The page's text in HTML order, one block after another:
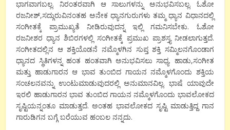
ಭಾಗವಾಗಬಲ್ಲ. ನಿರಂತರವಾಗಿ ಆ ಸಾಲುಗಳನ್ನು ಅನುಭವಿಸಬಲ್ಲ. ಓಶೋ
ರಜನೀಶ್,ಸದ್ಗುರುವಿನಂತಹ ಅನೇಕ ಧ್ಯಾನಗುರುಗಳು ತಮ್ಮ ಧ್ಯಾನ ವಿಧಾನದಲ್ಲಿ
ಸಂಗೀತಕ್ಕೆ ಪ್ರಾಮುಖ್ಯತೆ ನೀಡಿರುವುದನ್ನ ಇಲ್ಲಿ ಗಮನಿಸಬೇಕು. ಓಶೋ
ರಜನೀಶರ ಧ್ಯಾನ ಶಿಬಿರಗಳಲ್ಲಿ ಸಂಗೀತಕ್ಕೆ ಪ್ರಮುಖ ಪ್ರಾಶಸ್ತ್ಯ ನೀಡಲಾಗುತ್ತದೆ.
ಸಂಗೀತದಲ್ಲಿನ ಆ ಶಕ್ತಿಯೊಡನೆ ನಮ್ಮೊಳಗಿನ ಸುಪ್ತ ಶಕ್ತಿ ಸಮ್ಮಿಲನಗೊಂಡಾಗ
ಧ್ಯಾನದ ಸ್ಥಿತಿಗಳನ್ನ ಹಂತ ಹಂತವಾಗಿ ಅನುಭವಿಸಲು ಸಾಧ್ಯ. ಹಾಡು,ಸಂಗೀತ
ಮತ್ತು ಹಾಡುಗಾರನ ಆ ಭಾವ ತುಂಬಿದ ಗಾಯನ ನಮ್ಮೊಳಗೊಂದು ಶಕ್ತಿಯ
ಸಂಚಲನವನ್ನು ಉಂಟುಮಾಡುವುದರಲ್ಲಿ ಅನುಮಾನವಿಲ್ಲ. ಭಾಷೆ ಯಾವುದೇ
ಇರಲಿ ಹಾಡುಗಾರನ ಭಾವ ತುಂಬಿದ ಗಾಯನ ನಮ್ಮೊಳಗೊಂದು ಭಾವಲೋಕದ
ಸೃಷ್ಟಿಯನ್ನಂತೂ ಮಾಡುತ್ತದೆ. ಅಂತಹ ಭಾವಲೋಕದ ಸೃಷ್ಟಿ ಮಾಡುತ್ತಿದ್ದ ಗಾನ
ಗಾರುಡಿಗನ ಬಗ್ಗೆ ಬರೆಯುವ ಹಂಬಲ ನನ್ನದು.